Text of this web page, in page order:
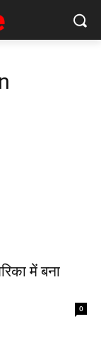
में बना
0